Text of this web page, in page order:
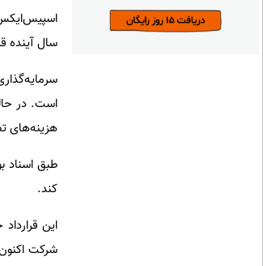
سال آینده
هزینه‌های
کند.
این
شرکت